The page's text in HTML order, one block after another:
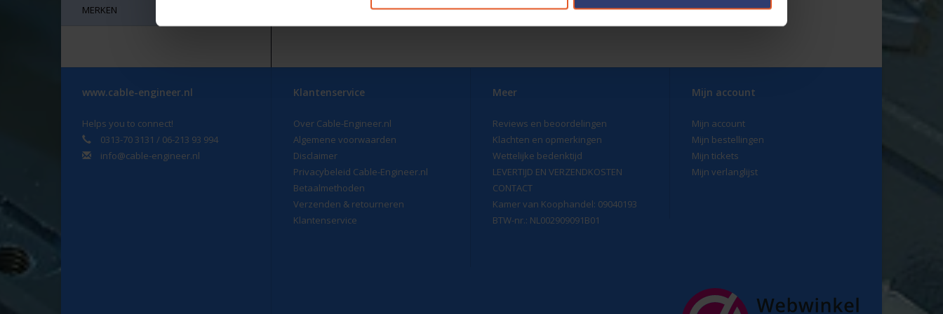
MERKEN
www.cable-engineer.nl
Helps you to connect!
0313-70 3131 / 06-213 93 994
info@cable-engineer.nl
Klantenservice
Over Cable-Engineer.nl
Algemene voorwaarden
Disclaimer
Privacybeleid Cable-Engineer.nl
Betaalmethoden
Verzenden & retourneren
Klantenservice
Meer
Reviews en beoordelingen
Klachten en opmerkingen
Wettelijke bedenktijd
LEVERTIJD EN VERZENDKOSTEN
CONTACT
Kamer van Koophandel: 09040193
BTW-nr.: NL002909091B01
Mijn account
Mijn account
Mijn bestellingen
Mijn tickets
Mijn verlanglijst